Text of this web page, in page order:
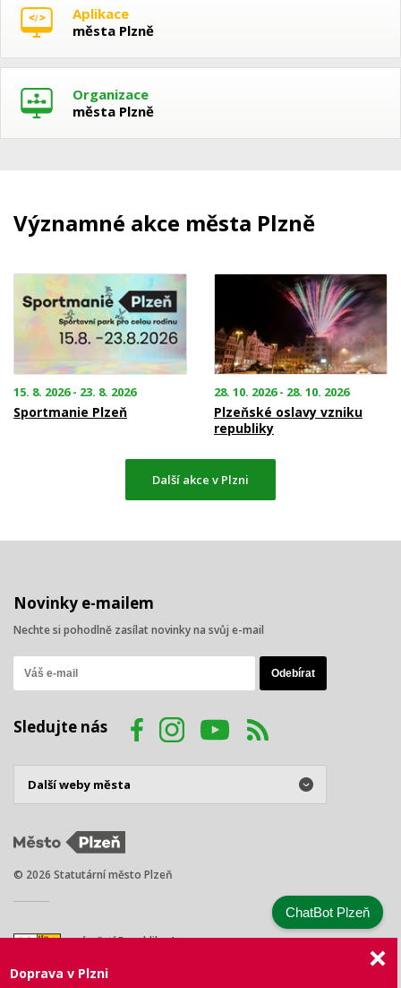
Aplikace
města Plzně
Organizace
města Plzně
Významné akce města Plzně
15. 8. 2026 - 23. 8. 2026
Sportmanie Plzeň
28. 10. 2026 - 28. 10. 2026
Plzeňské oslavy vzniku
republiky
Další akce v Plzni
Novinky e-mailem
Nechte si pohodlně zasílat novinky na svůj e-mail
Sledujte nás
© 2026 Statutární město Plzeň
náměstí Republiky 1
Tel.: +420 378 031 111
Doprava v Plzni
ChatBot Plzeň